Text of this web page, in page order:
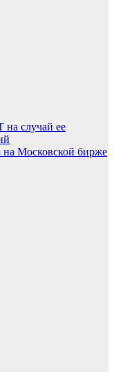
на случай ее
Московской бирже